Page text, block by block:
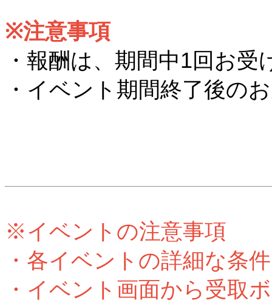
※注意事項
・報酬は、期間中1回お
・イベント期間終了後の
※イベントの注意事項
・各イベントの詳細な条
・イベント画面から受取